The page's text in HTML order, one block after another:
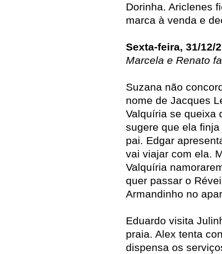
Dorinha. Ariclenes
marca à venda e
Sexta-feira, 31/12/
Marcela e Renato
Suzana não
nome de Jacques
Valquíria se queixa
sugere que ela
pai. Edgar
vai viajar com ela.
Valquíria
quer passar o
Armandinho no
Eduardo visita
praia. Alex tenta
dispensa os